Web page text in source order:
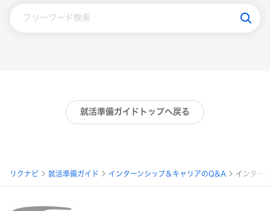
就活準備ガイドトップへ戻る
パリクナビ 就活準備ガイド インターンシップ＆キャリアのQ&A インター